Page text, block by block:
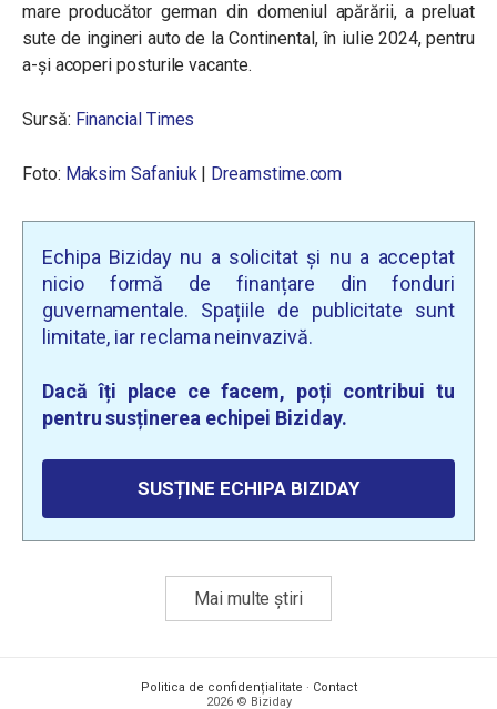
mare producător german din domeniul apărării, a preluat
sute de ingineri auto de la Continental, în iulie 2024, pentru
a-și acoperi posturile vacante.
Sursă: Financial Times
Foto: Maksim Safaniuk| Dreamstime.com
Echipa Biziday nu a solicitat și nu a acceptat
nicio formă de finanțare din fonduri
guvernamentale. Spațiile de publicitate sunt
limitate, iar reclama neinvazivă.
Dacă îți place ce facem, poți contribui tu
pentru susținerea echipei Biziday.
SUSȚINE ECHIPA BIZIDAY
Mai multe știri
Politica de confidențialitate · Contact
2026 © Biziday